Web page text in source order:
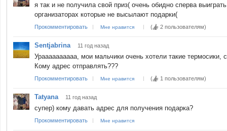
я так и не получила свой приз( очень обидно сперва
организаторах которые не высылают подарки(
Прокомментировать Мне нравится ( 2 пользователям)
Sentjabrina 11 год назад
Ураааааааааа, мои мальчики очень хотели такие термосики,
Кому адрес отправлять???
Прокомментировать Мне нравится ( 1 пользователям)
Tatyana 11 год назад
супер) кому давать адрес для получения подарка?
Прокомментировать Мне нравится